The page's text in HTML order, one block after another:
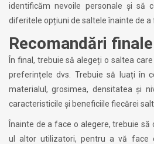
identificăm nevoile personale și să
diferitele opțiuni de saltele înainte de a
Recomandări finale
În final, trebuie să alegeți o saltea
preferințele dvs. Trebuie să luați în
materialul, grosimea, densitatea și
caracteristicile și beneficiile fiecărei
Înainte de a face o alegere, trebuie
ul altor utilizatori, pentru a vă face